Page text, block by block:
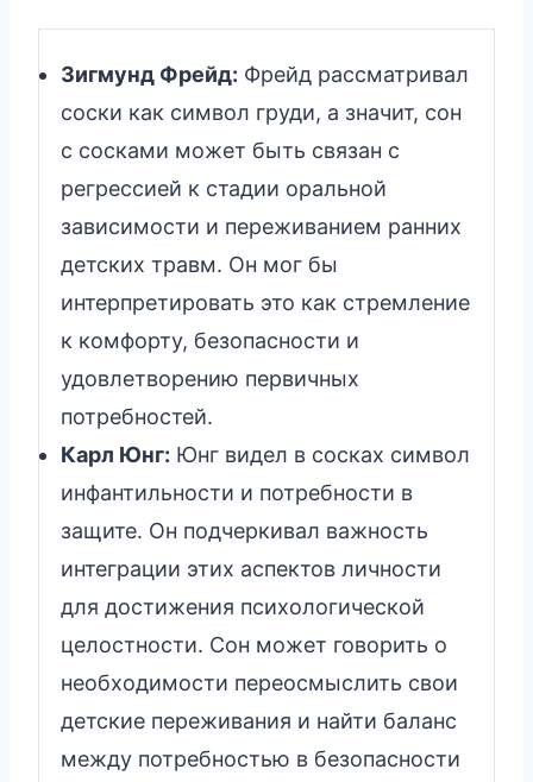
Зигмунд Фрейд: Фрейд рассматривал
соски как символ груди, а значит, сон
с сосками может быть связан с
регрессией к стадии оральной
зависимости и переживанием ранних
детских травм. Он мог бы
интерпретировать это как стремление
к комфорту, безопасности и
удовлетворению первичных
потребностей.
Карл Юнг: Юнг видел в сосках символ
инфантильности и потребности в
защите. Он подчеркивал важность
интеграции этих аспектов личности
для достижения психологической
целостности. Сон может говорить о
необходимости переосмыслить свои
детские переживания и найти баланс
между потребностью в безопасности